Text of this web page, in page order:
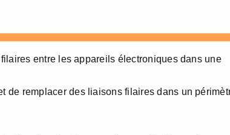
entre les appareils électroniques dans une
de remplacer des liaisons filaires dans un